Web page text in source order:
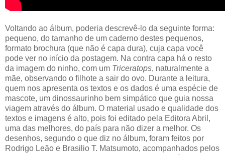
Voltando ao álbum, poderia descrevê-lo da seguinte forma:
pequeno, do tamanho de um caderno destes pequenos,
formato brochura (que não é capa dura), cuja capa você
pode ver no início da postagem. Na contra capa há o resto
da imagem do ninho, com um Triceratops, naturalmente a
mãe, observando o filhote a sair do ovo. Durante a leitura,
quem nos apresenta os textos e os dados é uma espécie de
mascote, um dinossaurinho bem simpático que guia nossa
viagem através do álbum. O material usado e qualidade dos
textos e imagens é alto, pois foi editado pela Editora Abril,
uma das melhores, do país para não dizer a melhor. Os
desenhos, segundo o que diz no álbum, foram feitos por
Rodrigo Leão e Brasilio T. Matsumoto, acompanhados pelos